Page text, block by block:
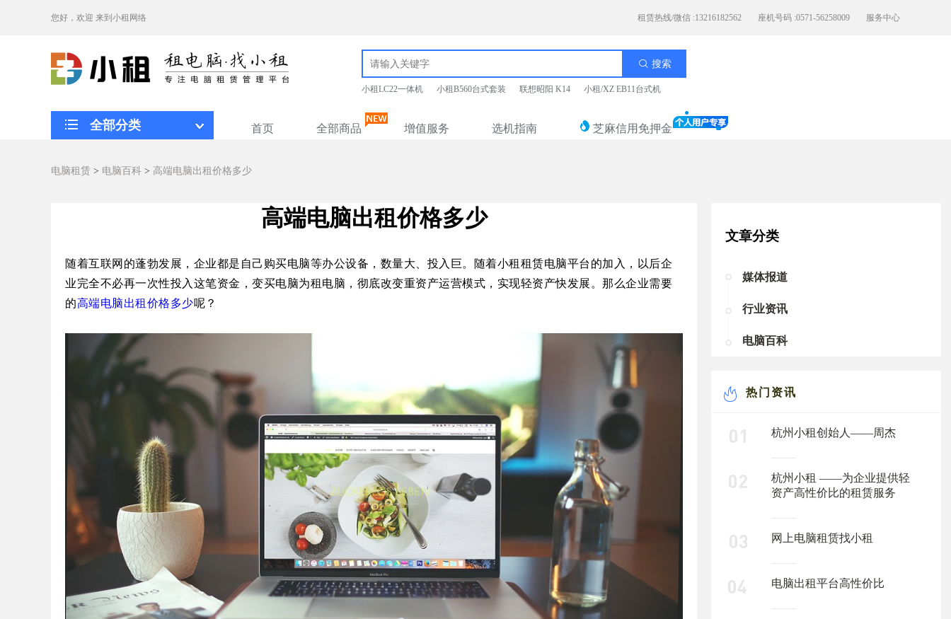
您好，欢迎 来到小租网络 租赁热线/微信 :13216182562 座机号码 :0571-56258009 服务中心
搜索
小租LC22一体机 小租B560台式套装 联想昭阳 K14 小租/XZ EB11台式机
全部分类 首页 全部商品 增值服务 选机指南 芝麻信用免押金
电脑租赁 > 电脑百科 > 高端电脑出租价格多少
高端电脑出租价格多少
随着互联网的蓬勃发展，企业都是自己购买电脑等办公设备，数量大、投入巨。随着小租租赁电脑平台的加入，以后企
业完全不必再一次性投入这笔资金，变买电脑为租电脑，彻底改变重资产运营模式，实现轻资产快发展。那么企业需要
的高端电脑出租价格多少呢？
文章分类
媒体报道
行业资讯
电脑百科
热门资讯
杭州小租创始人——周杰
杭州小租 ——为企业提供轻
资产高性价比的租赁服务
网上电脑租赁找小租
电脑出租平台高性价比